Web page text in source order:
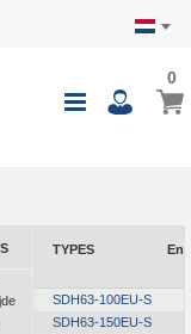
Toggle
00
TYPES
SDH63-100EU-S
SDH63-150EU-S